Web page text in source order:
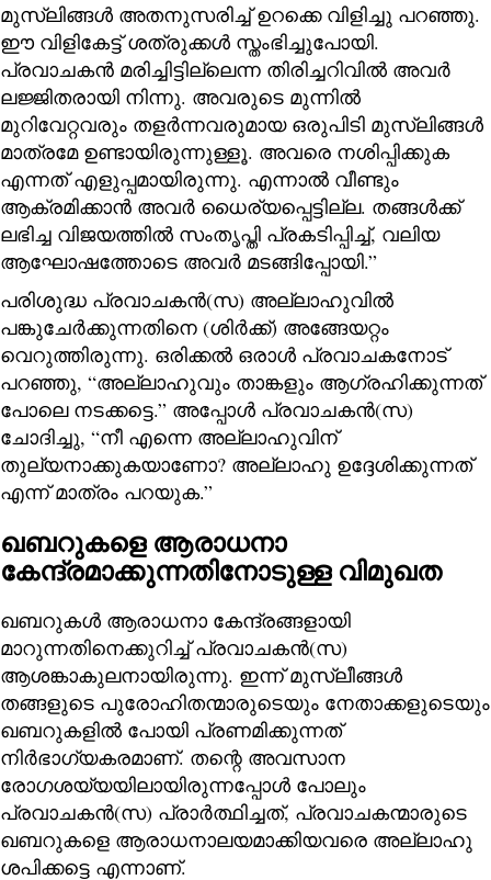
മുസ്ലിങ്ങൾ അതനുസരിച്ച് ഉറക്കെ വിളിച്ചു പറഞ്ഞു.
ഈ വിളികേട്ട് ശത്രുക്കൾ സ്തംഭിച്ചുപോയി.
പ്രവാചകൻ മരിച്ചിട്ടില്ലെന്ന തിരിച്ചറിവിൽ അവർ
ലജ്ജിതരായി നിന്നു. അവരുടെ മുന്നിൽ
മുറിവേറ്റവരും തളർന്നവരുമായ ഒരുപിടി മുസ്ലിങ്ങൾ
മാത്രമേ ഉണ്ടായിരുന്നുള്ളൂ. അവരെ നശിപ്പിക്കുക
എന്നത് എളുപ്പമായിരുന്നു. എന്നാൽ വീണ്ടും
ആക്രമിക്കാൻ അവർ ധൈര്യപ്പെട്ടില്ല. തങ്ങൾക്ക്
ലഭിച്ച വിജയത്തിൽ സംതൃപ്തി പ്രകടിപ്പിച്ച്, വലിയ
ആഘോഷത്തോടെ അവർ മടങ്ങിപ്പോയി.”
പരിശുദ്ധ പ്രവാചകൻ(സ) അല്ലാഹുവിൽ
പങ്കുചേർക്കുന്നതിനെ (ശിർക്ക്) അങ്ങേയറ്റം
വെറുത്തിരുന്നു. ഒരിക്കൽ ഒരാൾ പ്രവാചകനോട്
പറഞ്ഞു, “അല്ലാഹുവും താങ്കളും ആഗ്രഹിക്കുന്നത്
പോലെ നടക്കട്ടെ.” അപ്പോൾ പ്രവാചകൻ(സ)
ചോദിച്ചു, “നീ എന്നെ അല്ലാഹുവിന്
തുല്യനാക്കുകയാണോ? അല്ലാഹു ഉദ്ദേശിക്കുന്നത്
എന്ന് മാത്രം പറയുക.”
ഖബറുകളെ ആരാധനാ
കേന്ദ്രമാക്കുന്നതിനോടുള്ള വിമുഖത
ഖബറുകൾ ആരാധനാ കേന്ദ്രങ്ങളായി
മാറുന്നതിനെക്കുറിച്ച് പ്രവാചകൻ(സ)
ആശങ്കാകുലനായിരുന്നു. ഇന്ന് മുസ്ലീങ്ങൾ
തങ്ങളുടെ പുരോഹിതന്മാരുടെയും നേതാക്കളുടെയും
ഖബറുകളിൽ പോയി പ്രണമിക്കുന്നത്
നിർഭാഗ്യകരമാണ്. തന്റെ അവസാന
രോഗശയ്യയിലായിരുന്നപ്പോൾ പോലും
പ്രവാചകൻ(സ) പ്രാർത്ഥിച്ചത്, പ്രവാചകന്മാരുടെ
ഖബറുകളെ ആരാധനാലയമാക്കിയവരെ അല്ലാഹു
ശപിക്കട്ടെ എന്നാണ്.